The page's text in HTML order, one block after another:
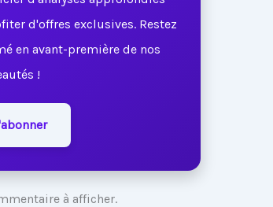
d'offres exclusives. Restez
en avant-première de nos
!
à afficher.